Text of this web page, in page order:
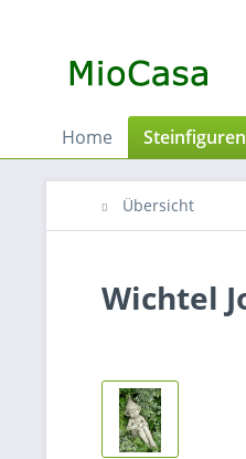
Home Steinfiguren
Übersicht
Wichtel